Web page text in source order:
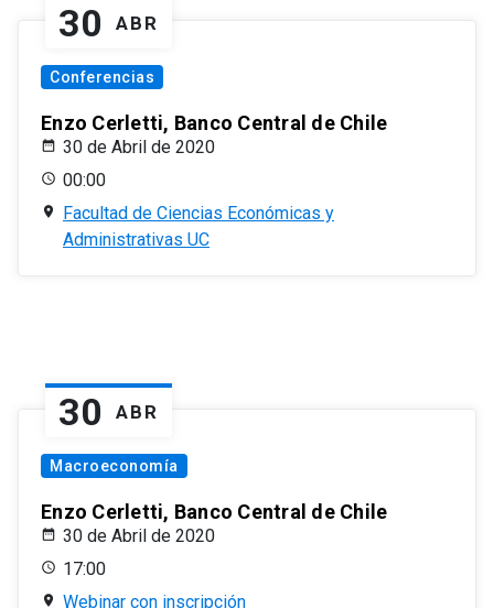
30 ABR
Conferencias
Enzo Cerletti, Banco Central de Chile
30 de Abril de 2020
00:00
Facultad de Ciencias Económicas y
Administrativas UC
30 ABR
Macroeconomía
Enzo Cerletti, Banco Central de Chile
30 de Abril de 2020
17:00
Webinar con inscripción